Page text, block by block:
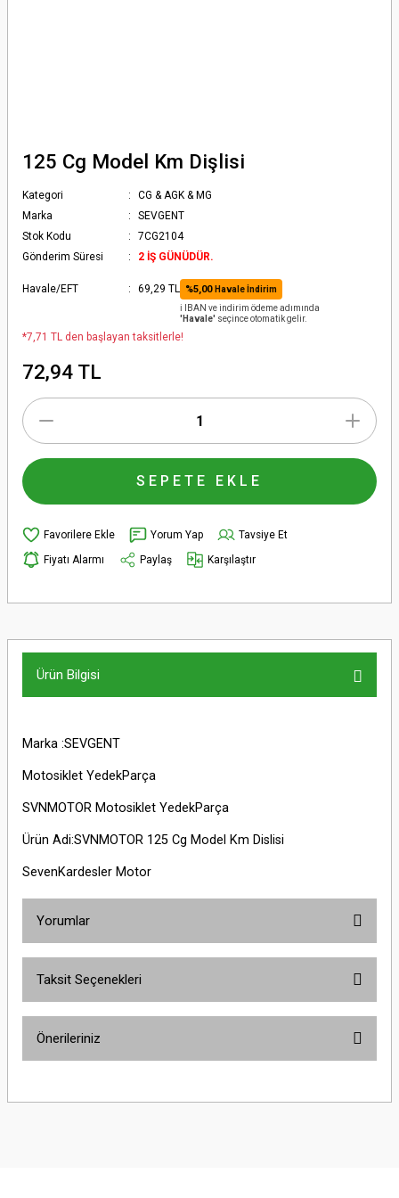
125 Cg Model Km Dişlisi
Kategori
CG & AGK & MG
Marka
SEVGENT
Stok Kodu
7CG2104
Gönderim Süresi
2 İŞ GÜNÜDÜR.
Havale/EFT 69,29 TL %5,00 Havale İndirim
ℹ️ IBAN ve indirim ödeme adımında
'Havale' seçince otomatik gelir.
*7,71 TL den başlayan taksitlerle!
72,94 TL
SEPETE EKLE
Yorum Yap
Tavsiye Et
Fiyatı Alarmı
Paylaş Karşılaştır
Ürün Bilgisi
Marka :SEVGENT
Motosiklet YedekParça
SVNMOTOR Motosiklet YedekParça
Ürün Adi:SVNMOTOR 125 Cg Model Km Dislisi
SevenKardesler Motor
Yorumlar
Taksit Seçenekleri
Önerileriniz
yetersiz gördüğünüz noktaları öneri formunu kullanarak tarafımıza